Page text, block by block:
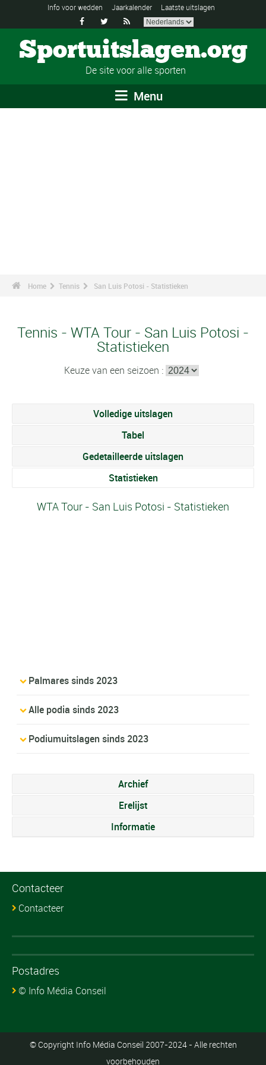
Info voor wedden Jaarkalender Laatste uitslagen
  
Sportuitslagen.org
De site voor alle sporten
Menu
Home Tennis San Luis Potosi - Statistieken
Tennis - WTA Tour - San Luis Potosi -
Statistieken
Keuze van een seizoen :
Volledige uitslagen
Tabel
Gedetailleerde uitslagen
Statistieken
WTA Tour - San Luis Potosi - Statistieken
Palmares sinds 2023
Alle podia sinds 2023
Podiumuitslagen sinds 2023
Archief
Erelijst
Informatie
Contacteer
Contacteer
Postadres
© Info Média Conseil
© Copyright Info Média Conseil 2007-2024 - Alle rechten
voorbehouden